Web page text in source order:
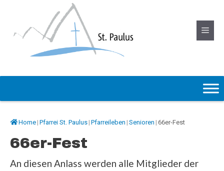
Inhalt
Menü
Home | Pfarrei St. Paulus | Pfarreileben | Senioren | 66er-Fest
66er-Fest
An diesen Anlass werden alle Mitglieder der